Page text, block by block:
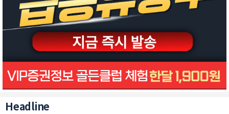
Headline